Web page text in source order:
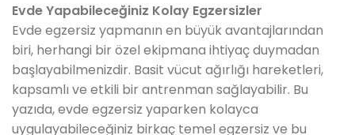
Evde Yapabileceğiniz Kolay Egzersizler
Evde egzersiz yapmanın en büyük avantajlarından
biri, herhangi bir özel ekipmana ihtiyaç duymadan
başlayabilmenizdir. Basit vücut ağırlığı hareketleri,
kapsamlı ve etkili bir antrenman sağlayabilir. Bu
yazıda, evde egzersiz yaparken kolayca
uygulayabileceğiniz birkaç temel egzersiz ve bu